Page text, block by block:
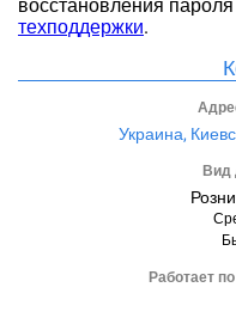
восстановления
техподдержки.
Украина,
Вид
Работает